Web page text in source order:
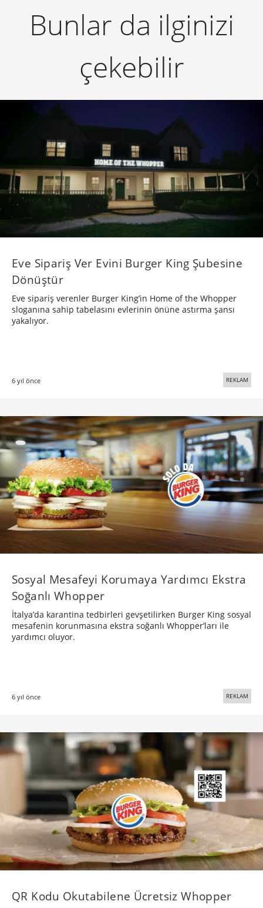
Bunlar da ilginizi
çekebilir
Eve Sipariş Ver Evini Burger King Şubesine
Dönüştür
Eve sipariş verenler Burger King’in Home of the Whopper
sloganına sahip tabelasını evlerinin önüne astırma şansı
yakalıyor.
6 yıl önce REKLAM
Sosyal Mesafeyi Korumaya Yardımcı Ekstra
Soğanlı Whopper
İtalya’da karantina tedbirleri gevşetilirken Burger King sosyal
mesafenin korunmasına ekstra soğanlı Whopper’ları ile
yardımcı oluyor.
6 yıl önce REKLAM
QR Kodu Okutabilene Ücretsiz Whopper